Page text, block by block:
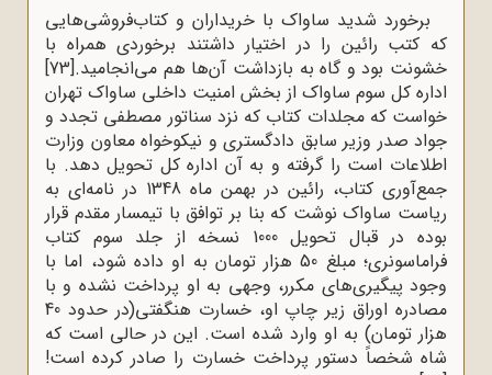
برخورد شدید ساواک با خریداران و کتاب‌فروشی‌هایی
که کتب رائین را در اختیار داشتند برخوردی همراه با
خشونت بود و گاه به بازداشت آن‌ها هم می‌انجامید.[73]
اداره کل سوم ساواک از بخش امنیت داخلی ساواک تهران
خواست که مجلدات کتاب که نزد سناتور مصطفی تجدد و
جواد صدر وزیر سابق دادگستری و نیکوخواه معاون وزارت
اطلاعات است را گرفته و به آن اداره کل تحویل دهد. با
جمع‌آوری کتاب، رائین در بهمن ماه 1348 در نامه‌ای به
ریاست ساواک نوشت که بنا بر توافق با تیمسار مقدم قرار
بوده در قبال تحویل 1000 نسخه از جلد سوم کتاب
فراماسونری؛ مبلغ 50 هزار تومان به او داده شود، اما با
وجود پیگیری‌های مکرر، وجهی به او پرداخت نشده و با
مصادره اوراق زیر چاپ او، خسارت هنگفتی(در حدود 40
هزار تومان) به او وارد شده است. این در حالی است که
شاه شخصاً دستور پرداخت خسارت را صادر کرده‌ است!